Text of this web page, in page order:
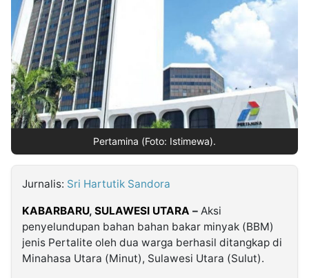
Insight
NTB
Suara
Time
Lens
IDN
Daily
Jogja
Jalan
Rakyat
Idealita
News
Kita
Notice
Radar
Baru
Seedbacklink
Follow
Kabarbaru
Pertamina (Foto: Istimewa).
Jurnalis: Sri Hartutik Sandora
KABARBARU, SULAWESI UTARA – Aksi
penyelundupan bahan bahan bakar minyak (BBM)
jenis Pertalite oleh dua warga berhasil ditangkap di
Minahasa Utara (Minut), Sulawesi Utara (Sulut).